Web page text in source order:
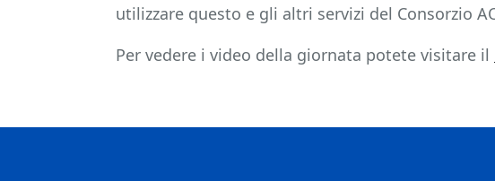
utilizzare questo e gli altri servizi del Consorzio
Per vedere i video della giornata potete visitare il